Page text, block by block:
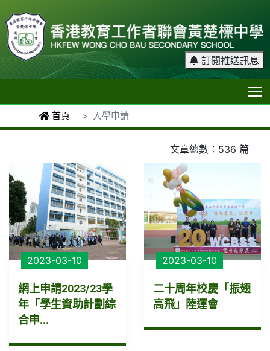
訂閱推送訊息
首頁 入學申請
文章總數：536 篇
2023-03-10
網上申請2023/23學
年「學生資助計劃綜
合申...
2023-03-10
二十周年校慶「振翅
高飛」陸運會